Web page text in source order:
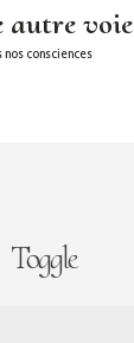
autre voie
nos consciences
Toggle